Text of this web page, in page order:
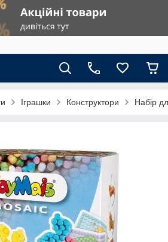
Іграшки Конструктори Набір